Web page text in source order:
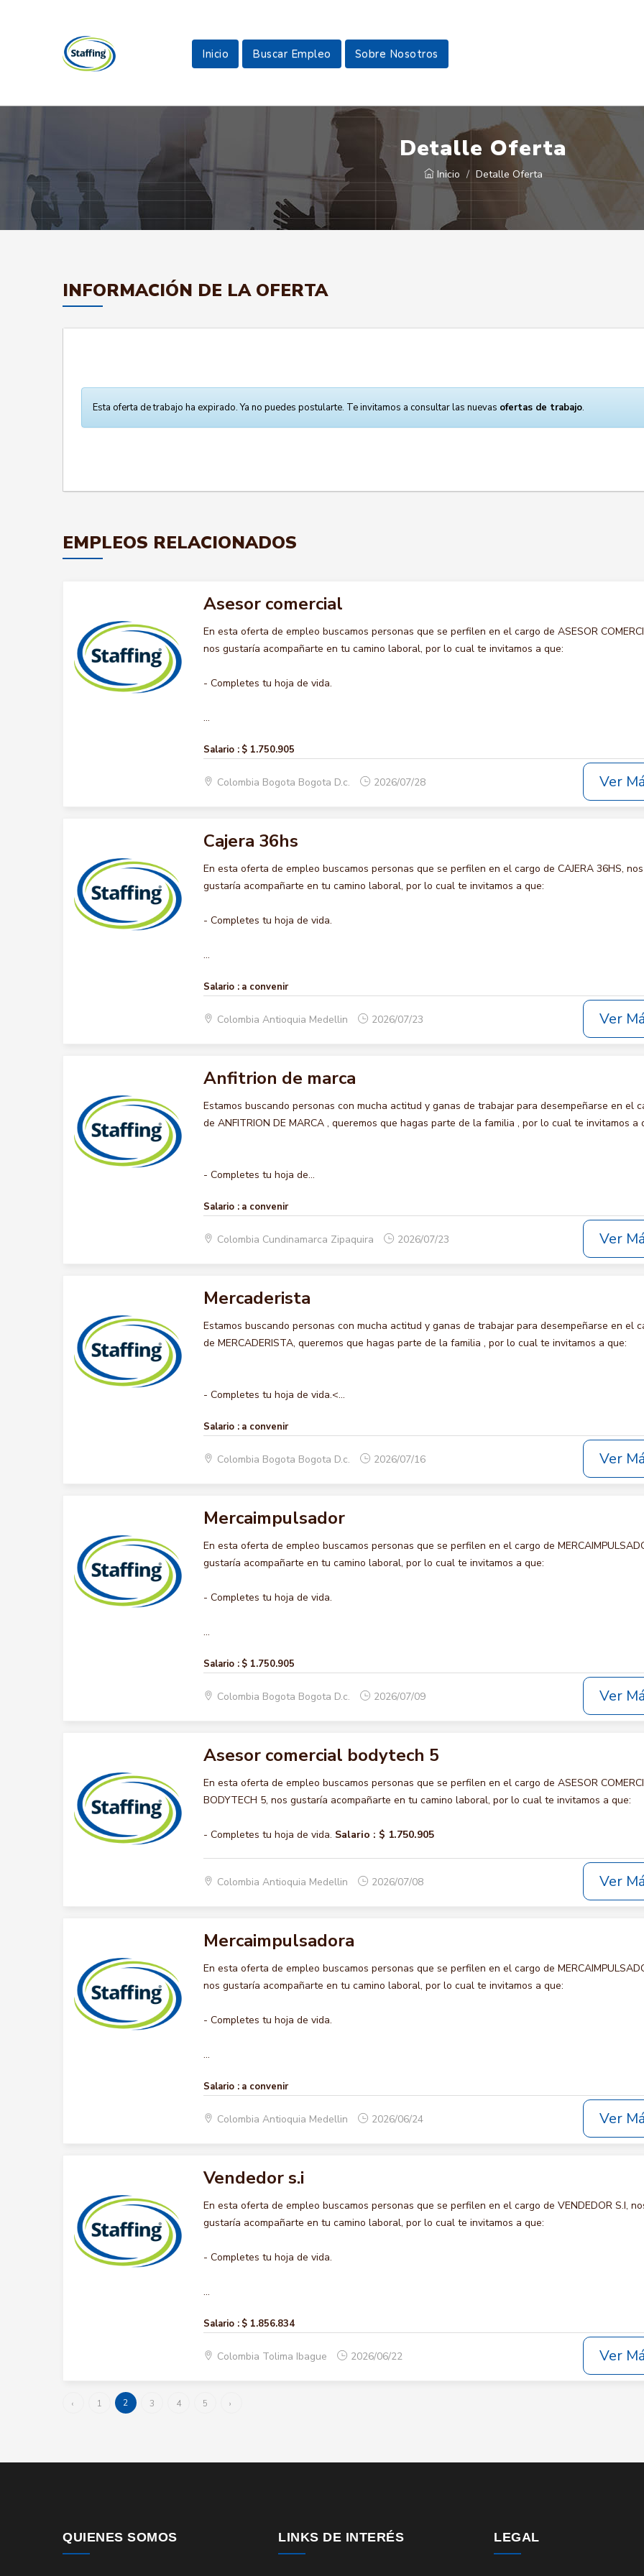
Inicio Buscar Empleo Sobre Nosotros
Detalle Oferta
Inicio Detalle Oferta
INFORMACIÓN DE LA OFERTA
Esta oferta de trabajo ha expirado. Ya no puedes postularte. Te invitamos a consultar las nuevas ofertas de trabajo.
EMPLEOS RELACIONADOS
Asesor comercial
En esta oferta de empleo buscamos personas que se perfilen en el cargo de ASESOR
nos gustaría acompañarte en tu camino laboral, por lo cual te invitamos a que:
- Completes tu hoja de vida.
...
Salario : $ 1.750.905
Colombia Bogota Bogota D.c. 2026/07/28 Ver
Cajera 36hs
En esta oferta de empleo buscamos personas que se perfilen en el cargo de CAJERA 36HS, nos
gustaría acompañarte en tu camino laboral, por lo cual te invitamos a que:
- Completes tu hoja de vida.
...
Salario : a convenir
Colombia Antioquia Medellin 2026/07/23 Ver
Anfitrion de marca
Estamos buscando personas con mucha actitud y ganas de trabajar para desempeñarse en el
de ANFITRION DE MARCA , queremos que hagas parte de la familia , por lo cual te invitamos a
- Completes tu hoja de...
Salario : a convenir
Colombia Cundinamarca Zipaquira 2026/07/23 Ver
Mercaderista
Estamos buscando personas con mucha actitud y ganas de trabajar para desempeñarse en el
de MERCADERISTA, queremos que hagas parte de la familia , por lo cual te invitamos a que:
- Completes tu hoja de vida.<...
Salario : a convenir
Colombia Bogota Bogota D.c. 2026/07/16 Ver
Mercaimpulsador
En esta oferta de empleo buscamos personas que se perfilen en el cargo de
gustaría acompañarte en tu camino laboral, por lo cual te invitamos a que:
- Completes tu hoja de vida.
...
Salario : $ 1.750.905
Colombia Bogota Bogota D.c. 2026/07/09 Ver
Asesor comercial bodytech 5
En esta oferta de empleo buscamos personas que se perfilen en el cargo de ASESOR
BODYTECH 5, nos gustaría acompañarte en tu camino laboral, por lo cual te invitamos a que:
- Completes tu hoja de vida. Salario : $ 1.750.905
Colombia Antioquia Medellin 2026/07/08 Ver
Mercaimpulsadora
En esta oferta de empleo buscamos personas que se perfilen en el cargo de
nos gustaría acompañarte en tu camino laboral, por lo cual te invitamos a que:
- Completes tu hoja de vida.
...
Salario : a convenir
Colombia Antioquia Medellin 2026/06/24 Ver
Vendedor s.i
En esta oferta de empleo buscamos personas que se perfilen en el cargo de VENDEDOR S.I,
gustaría acompañarte en tu camino laboral, por lo cual te invitamos a que:
- Completes tu hoja de vida.
...
Salario : $ 1.856.834
Colombia Tolima Ibague 2026/06/22 Ver
‹ 1 2 3 4 5 ›
QUIENES SOMOS LINKS DE INTERÉS LEGAL